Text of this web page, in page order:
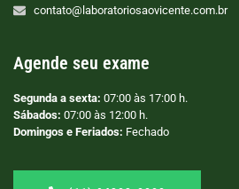
contato@laboratoriosaovicente.com.br
Agende seu exame
Segunda a sexta: 07:00 às 17:00 h.
Sábados: 07:00 às 12:00 h.
Domingos e Feriados: Fechado